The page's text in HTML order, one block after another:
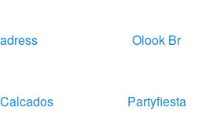
Olook Br
Partyfiesta